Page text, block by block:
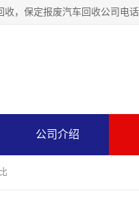
公司介绍